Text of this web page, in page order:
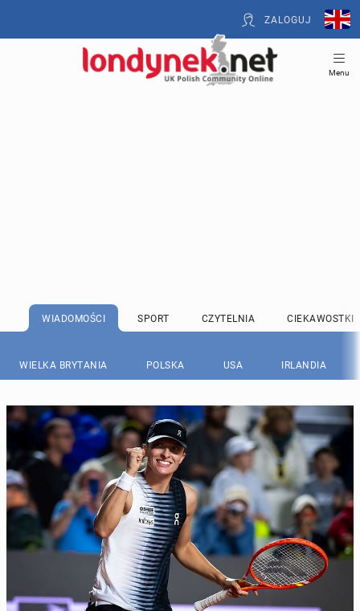
ZALOGUJ
Menu
WIADOMOŚCI SPORT CZYTELNIA CIEKAWOSTKI
WIELKA BRYTANIA POLSKA USA IRLANDIA